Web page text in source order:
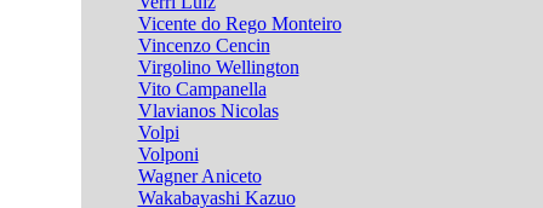
Vicente do Rego Monteiro
Vincenzo Cencin
Virgolino Wellington
Vito Campanella
Vlavianos Nicolas
Volpi
Volponi
Wagner Aniceto
Wakabayashi Kazuo